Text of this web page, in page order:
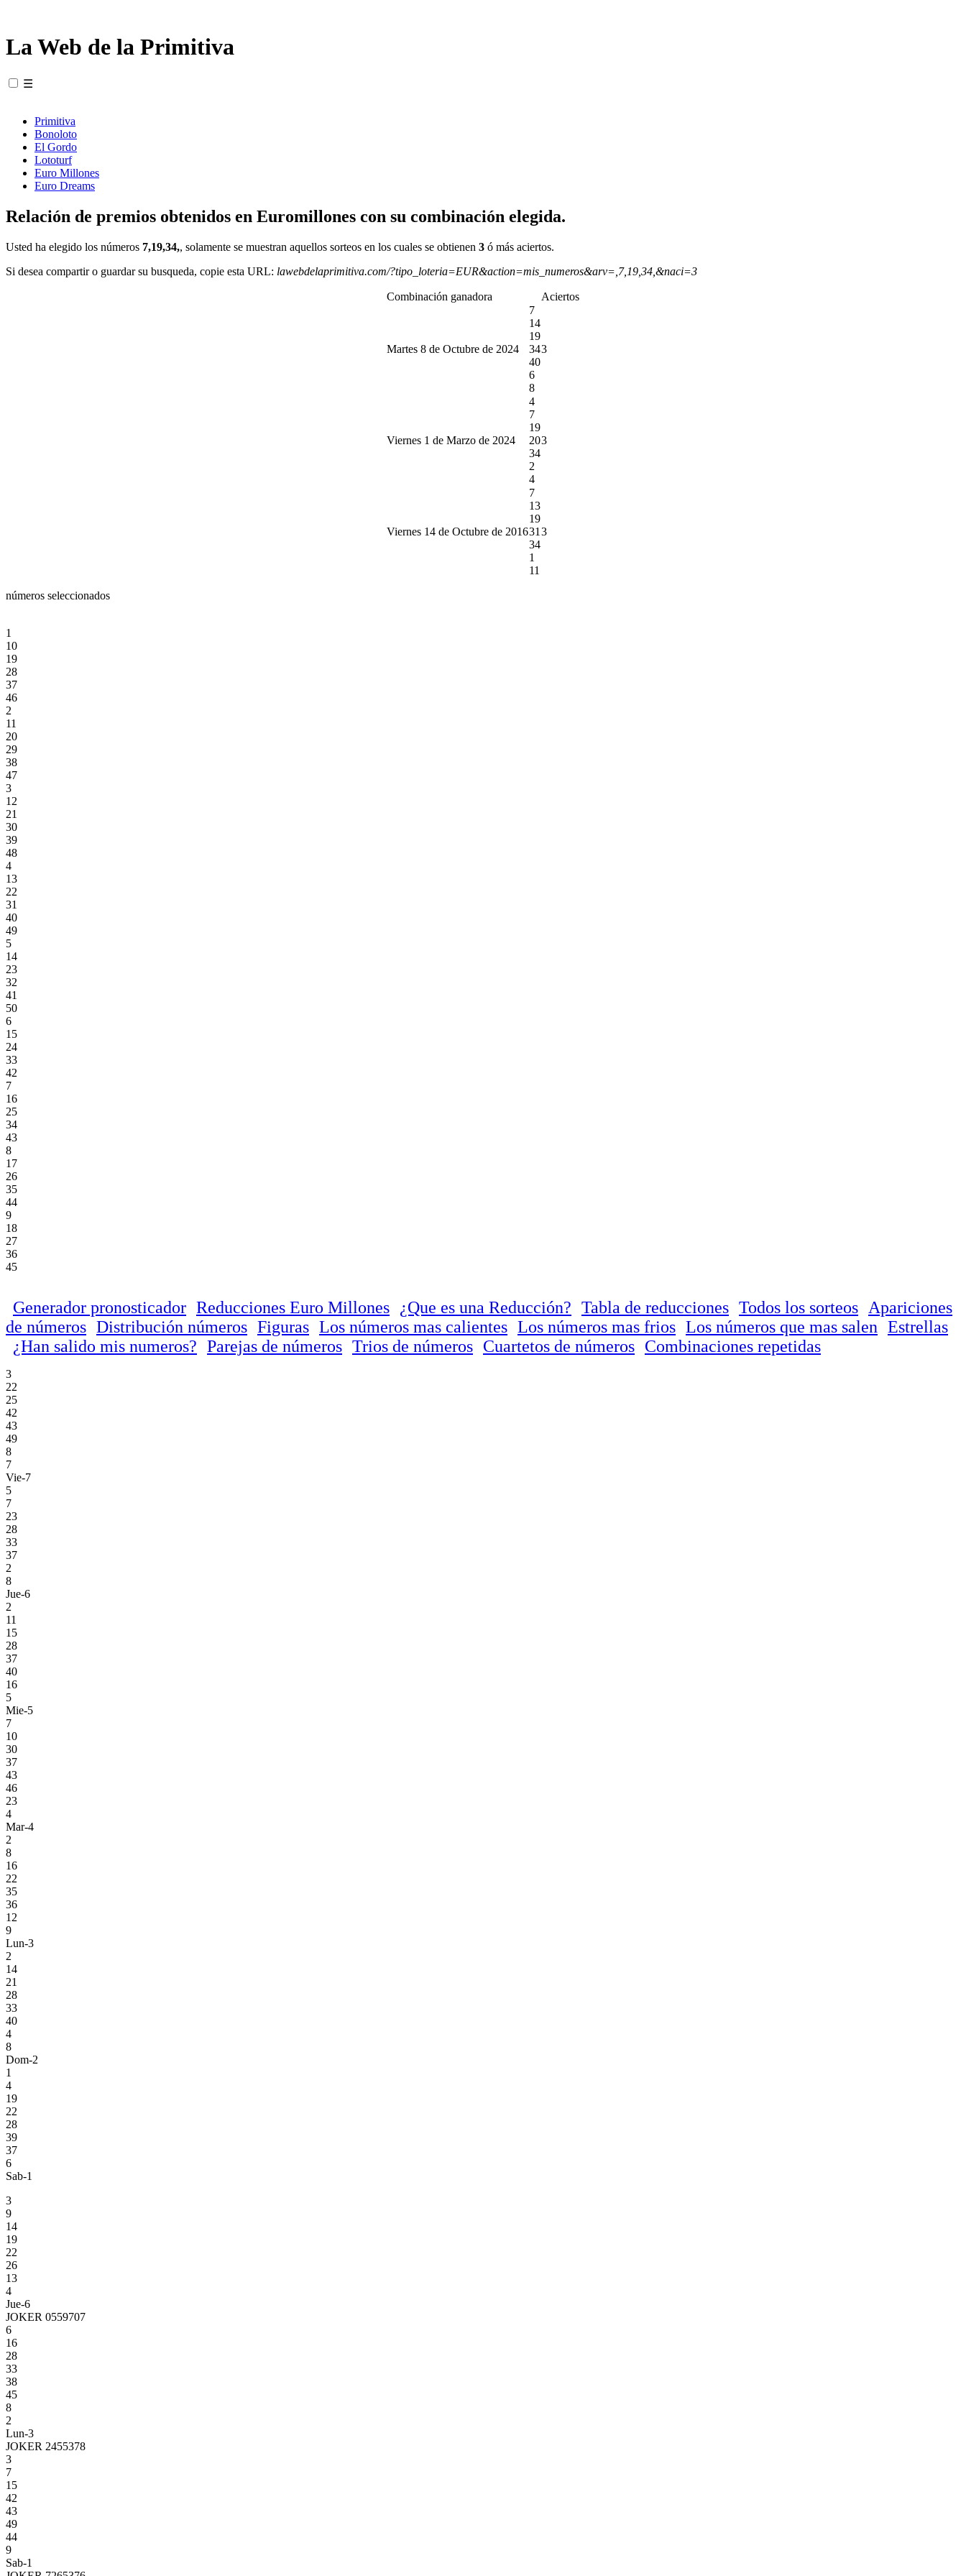
La Web de la Primitiva
☰
Primitiva
Bonoloto
El Gordo
Lototurf
Euro Millones
Euro Dreams
Relación de premios obtenidos en Euromillones con su combinación elegida.
Usted ha elegido los números 7,19,34,, solamente se muestran aquellos sorteos en los cuales se obtienen 3 ó más aciertos.
Si desea compartir o guardar su busqueda, copie esta URL: lawebdelaprimitiva.com/?tipo_loteria=EUR&action=mis_numeros&arv=,7,19,34,&naci=3
Combinación ganadora Aciertos
Martes 8 de Octubre de 2024
7
14
19
34
40
6
8
3
Viernes 1 de Marzo de 2024
4
7
19
20
34
2
4
3
Viernes 14 de Octubre de 2016
7
13
19
31
34
1
11
3
números seleccionados
1
10
19
28
37
46
2
11
20
29
38
47
3
12
21
30
39
48
4
13
22
31
40
49
5
14
23
32
41
50
6
15
24
33
42
7
16
25
34
43
8
17
26
35
44
9
18
27
36
45
Generador pronosticador Reducciones Euro Millones ¿Que es una Reducción? Tabla de reducciones Todos los sorteos
Apariciones
de números Distribución números Figuras Los números mas calientes Los números mas frios Los números que mas salen Estrellas
¿Han salido mis numeros? Parejas de números Trios de números Cuartetos de números Combinaciones repetidas
3
22
25
42
43
49
8
7
Vie-7
5
7
23
28
33
37
2
8
Jue-6
2
11
15
28
37
40
16
5
Mie-5
7
10
30
37
43
46
23
4
Mar-4
2
8
16
22
35
36
12
9
Lun-3
2
14
21
28
33
40
4
8
Dom-2
1
4
19
22
28
39
37
6
Sab-1
3
9
14
19
22
26
13
4
Jue-6
JOKER 0559707
6
16
28
33
38
45
8
2
Lun-3
JOKER 2455378
3
7
15
42
43
49
44
9
Sab-1